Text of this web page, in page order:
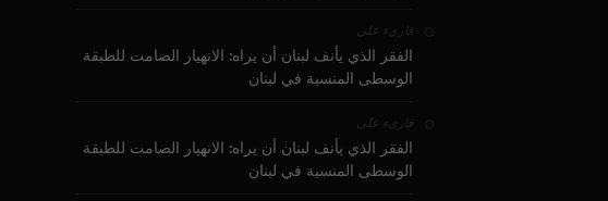
قارىء على
الفقر الذي يأنف لبنان أن يراه: الانهيار الصامت للطبقة
الوسطى المنسية في لبنان
قارىء على
الفقر الذي يأنف لبنان أن يراه: الانهيار الصامت للطبقة
الوسطى المنسية في لبنان